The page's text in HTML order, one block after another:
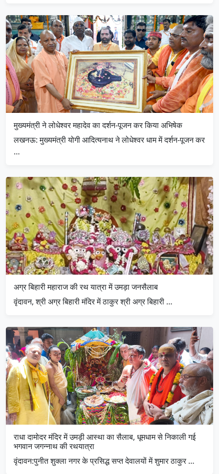
मुख्यमंत्री ने लोधेश्वर महादेव का दर्शन-पूजन कर किया अभिषेक
लखनऊ: मुख्यमंत्री योगी आदित्यनाथ ने लोधेश्वर धाम में दर्शन-पूजन कर
…
अग्र बिहारी महाराज की रथ यात्रा में उमड़ा जनसैलाब
वृंदावन, श्री अग्र बिहारी मंदिर में ठाकुर श्री अग्र बिहारी …
राधा दामोदर मंदिर में उमड़ी आस्था का सैलाब, धूमधाम से निकाली गई
भगवान जगन्नाथ की रथयात्रा
​वृंदावन:पुनीत शुक्ला नगर के प्रसिद्ध सप्त देवालयों में शुमार ठाकुर …